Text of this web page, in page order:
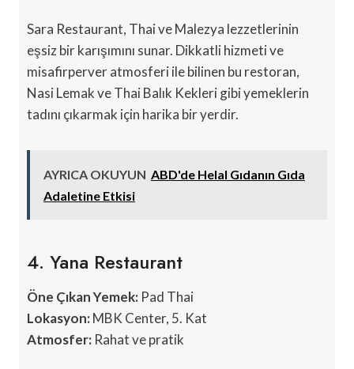
Sara Restaurant, Thai ve Malezya lezzetlerinin
eşsiz bir karışımını sunar. Dikkatli hizmeti ve
misafirperver atmosferi ile bilinen bu restoran,
Nasi Lemak ve Thai Balık Kekleri gibi yemeklerin
tadını çıkarmak için harika bir yerdir.
AYRICA OKUYUN ABD'de Helal Gıdanın Gıda
Adaletine Etkisi
4. Yana Restaurant
Öne Çıkan Yemek: Pad Thai
Lokasyon:MBK Center, 5. Kat
Atmosfer: Rahat ve pratik